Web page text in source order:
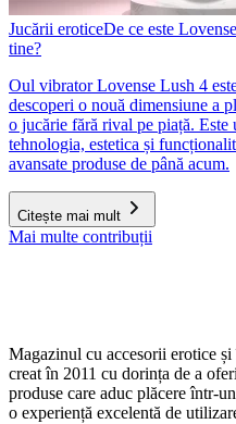
Jucării eroticeDe ce este
tine?
Oul vibrator Lovense Lush 4
descoperi o nouă dimensiune a
o jucărie fără rival pe piață.
tehnologia, estetica și
avansate produse de până acum.
Citește mai mult
Mai multe contribuții
Magazinul cu accesorii erotice
creat în 2011 cu dorința de a
produse care aduc plăcere într-
o experiență excelentă de